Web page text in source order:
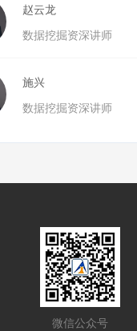
赵云龙
数据挖掘资深讲师
施兴
数据挖掘资深讲师
微信公众号